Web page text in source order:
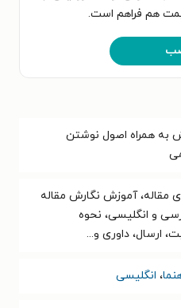
هم فراهم است.
به همراه اصول نوشتن
مقاله، آموزش نگارش مقاله
و انگلیسی، نحوه
ارسال، داوری و...
، انگلیسی